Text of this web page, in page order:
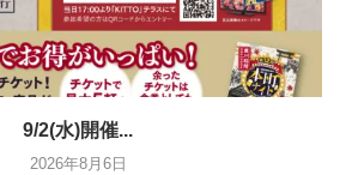
9/2(水)開催...
2026年8月6日